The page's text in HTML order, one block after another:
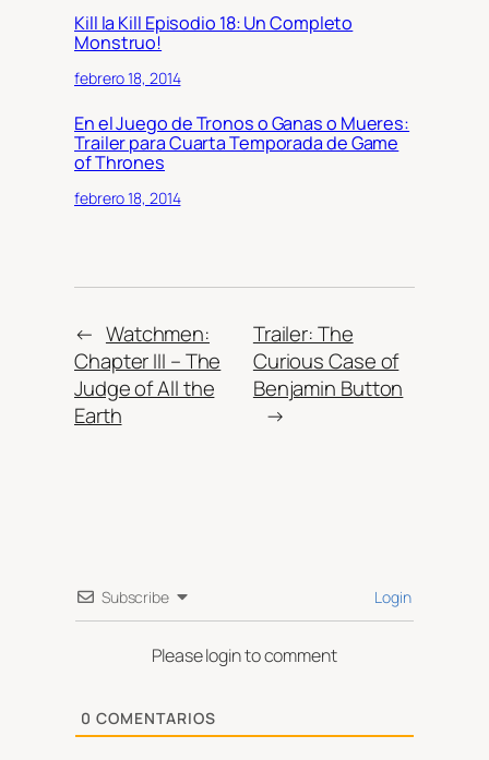
Kill la Kill Episodio 18: Un Completo
Monstruo!
febrero 18, 2014
En el Juego de Tronos o Ganas o Mueres:
Trailer para Cuarta Temporada de Game
of Thrones
febrero 18, 2014
← Watchmen:
Chapter III – The
Judge of All the
Earth
Trailer: The
Curious Case of
Benjamin Button
→
Subscribe Login
Please login to comment
0 COMENTARIOS